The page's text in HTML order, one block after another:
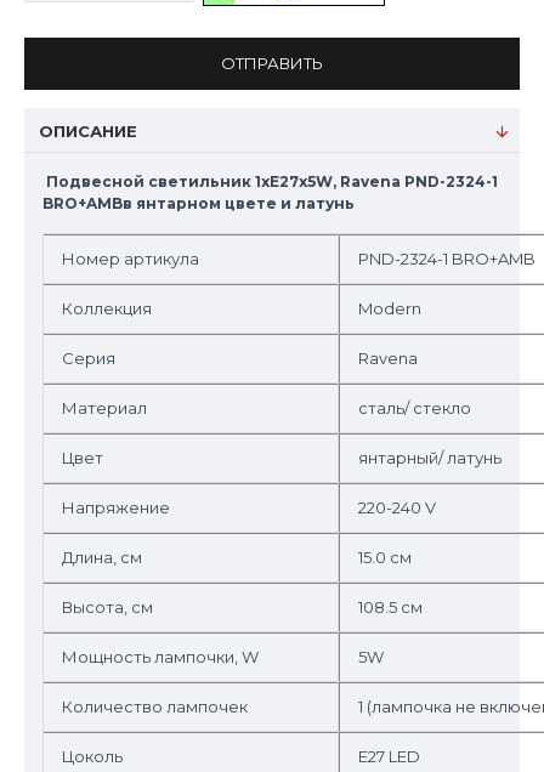
ОТПРАВИТЬ
ОПИСАНИЕ
Подвесной светильник 1xE27x5W, Ravena PND-2324-1
BRO+AMBв янтарном цвете и латунь
Номер артикула PND-2324-1 BRO+AMB
Коллекция Modern
Серия Ravena
Материал сталь/ стекло
Цвет янтарный/ латунь
Напряжение 220-240 V
Длина, см 15.0 см
Высота, см 108.5 см
Мощность лампочки, W 5W
Количество лампочек 1 (лампочка не
Цоколь E27 LED